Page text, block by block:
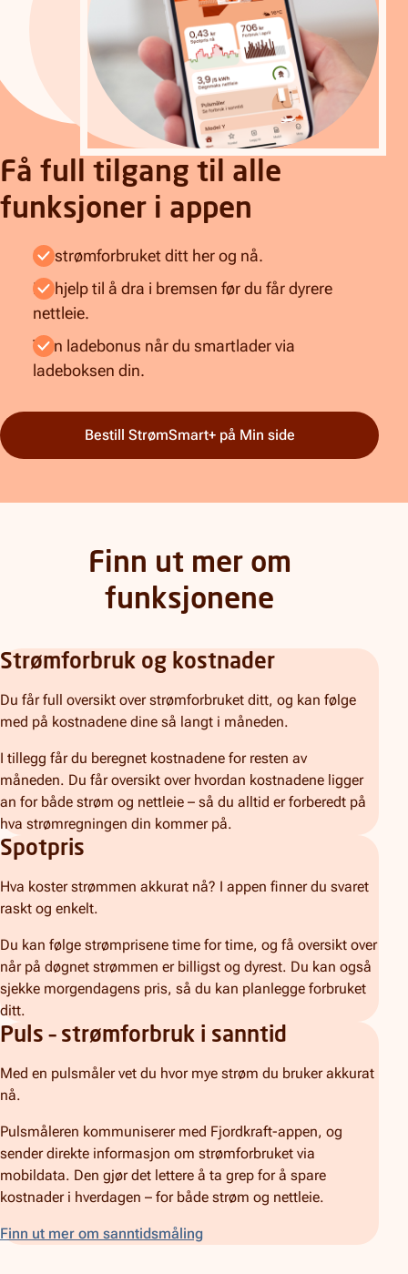
Få full tilgang til alle
funksjoner i appen
Se strømforbruket ditt her og nå.
Få hjelp til å dra i bremsen før du får dyrere
nettleie.
Tjen ladebonus når du smartlader via
ladeboksen din.
Bestill StrømSmart+ på Min side
Finn ut mer om
funksjonene
Strømforbruk og kostnader
Du får full oversikt over strømforbruket ditt, og kan følge
med på kostnadene dine så langt i måneden.
I tillegg får du beregnet kostnadene for resten av
måneden. Du får oversikt over hvordan kostnadene ligger
an for både strøm og nettleie – så du alltid er forberedt på
hva strømregningen din kommer på.
Spotpris
Hva koster strømmen akkurat nå? I appen finner du svaret
raskt og enkelt.
Du kan følge strømprisene time for time, og få oversikt over
når på døgnet strømmen er billigst og dyrest. Du kan også
sjekke morgendagens pris, så du kan planlegge forbruket
ditt.
Puls – strømforbruk i sanntid
Med en pulsmåler vet du hvor mye strøm du bruker akkurat
nå.
Pulsmåleren kommuniserer med Fjordkraft-appen, og
sender direkte informasjon om strømforbruket via
mobildata. Den gjør det lettere å ta grep for å spare
kostnader i hverdagen – for både strøm og nettleie.
Finn ut mer om sanntidsmåling